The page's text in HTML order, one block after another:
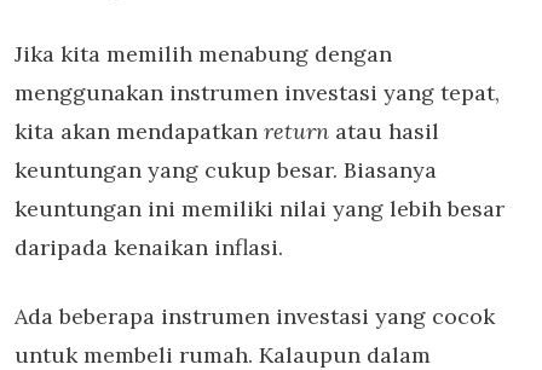
Jika kita memilih menabung dengan
menggunakan instrumen investasi yang tepat,
kita akan mendapatkan return atau hasil
keuntungan yang cukup besar. Biasanya
keuntungan ini memiliki nilai yang lebih besar
daripada kenaikan inflasi.
Ada beberapa instrumen investasi yang cocok
untuk membeli rumah. Kalaupun dalam